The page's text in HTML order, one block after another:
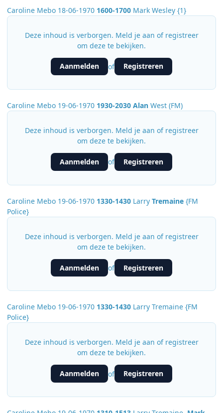
Caroline Mebo 18-06-1970 1600-1700 Mark Wesley {1}
Deze inhoud is verborgen. Meld je aan of registreer
om deze te bekijken.
Aanmelden of Registreren
Caroline Mebo 19-06-1970 1930-2030 Alan West (FM)
Deze inhoud is verborgen. Meld je aan of registreer
om deze te bekijken.
Aanmelden of Registreren
Caroline Mebo 19-06-1970 1330-1430 Larry Tremaine {FM
Police}
Deze inhoud is verborgen. Meld je aan of registreer
om deze te bekijken.
Aanmelden of Registreren
Caroline Mebo 19-06-1970 1330-1430 Larry Tremaine {FM
Police}
Deze inhoud is verborgen. Meld je aan of registreer
om deze te bekijken.
Aanmelden of Registreren